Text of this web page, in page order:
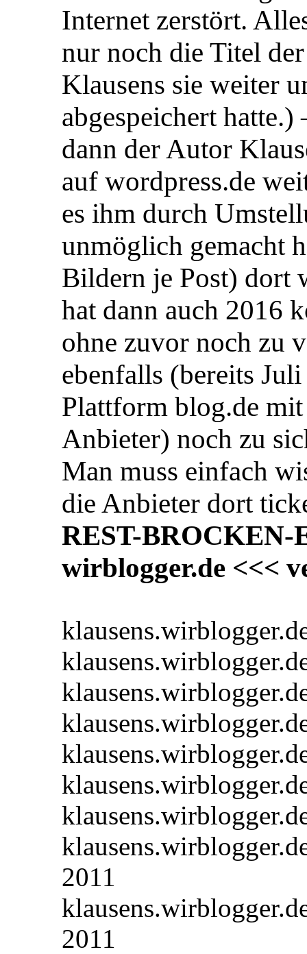
Internet zerstört.
nur noch die Titel
Klausens sie weiter
abgespeichert
dann der Autor
auf wordpress.de
es ihm durch
unmöglich gemacht
Bildern je Post) dort
hat dann auch 2016
ohne zuvor noch zu
ebenfalls (bereits
Plattform blog.de
Anbieter) noch zu
Man muss einfach
die Anbieter dort
REST-BROCKEN-
wirblogger.de <<<
2011
2011